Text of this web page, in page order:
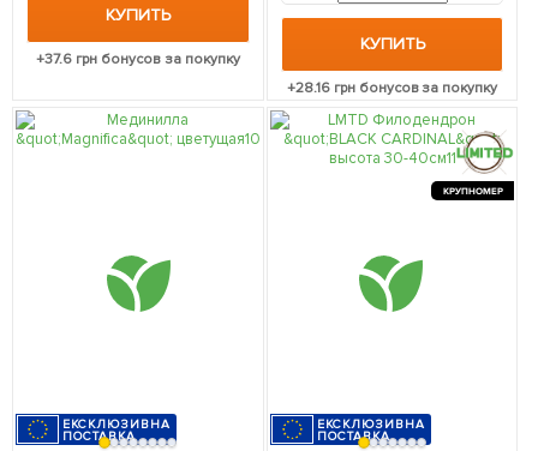
КУПИТЬ
+37.6 грн бонусов за покупку
КУПИТЬ
+28.16грн бонусов за покупку
ЕКСКЛЮЗИВНА
ПОСТАВКА
КРУПНОМЕР
ЕКСКЛЮЗИВНА
ПОСТАВКА